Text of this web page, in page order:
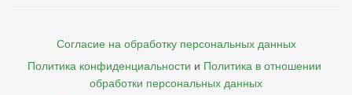
Согласие на обработку персональных данных
Политика конфиденциальности и Политика в отношении
обработки персональных данных